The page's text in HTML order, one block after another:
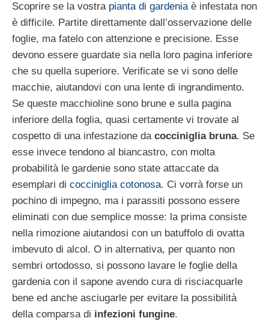
Scoprire se la vostra pianta di gardeniaè infestata non
è difficile. Partite direttamente dall’osservazione delle
foglie, ma fatelo con attenzione e precisione. Esse
devono essere guardate sia nella loro pagina inferiore
che su quella superiore. Verificate se vi sono delle
macchie, aiutandovi con una lente di ingrandimento.
Se queste macchioline sono brune e sulla pagina
inferiore della foglia, quasi certamente vi trovate al
cospetto di una infestazione da cocciniglia bruna. Se
esse invece tendono al biancastro, con molta
probabilità le gardenie sono state attaccate da
esemplari di cocciniglia cotonosa. Ci vorrà forse un
pochino di impegno, ma i parassiti possono essere
eliminati con due semplice mosse: la prima consiste
nella rimozione aiutandosi con un batuffolo di ovatta
imbevuto di alcol. O in alternativa, per quanto non
sembri ortodosso, si possono lavare le foglie della
gardenia con il sapone avendo cura di risciacquarle
bene ed anche asciugarle per evitare la possibilità
della comparsa di infezioni fungine.